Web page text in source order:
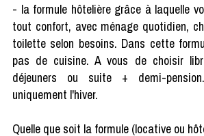
- la formule hôtelière grâce à laquelle
tout confort, avec ménage quotidien,
toilette selon besoins. Dans cette
pas de cuisine. A vous de choisir
déjeuners ou suite + demi-
uniquement l'hiver.
Quelle que soit la formule (locative ou